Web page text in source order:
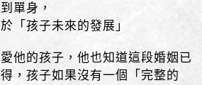
單身，
「孩子未來的發展」
他的孩子，他也知道這段婚姻已
，孩子如果沒有一個「完整的